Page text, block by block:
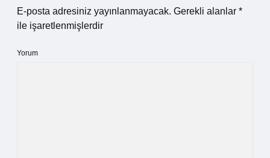
E-posta adresiniz yayınlanmayacak. Gerekli alanlar *
ile işaretlenmişlerdir
Yorum